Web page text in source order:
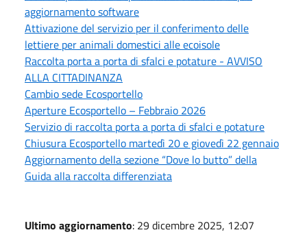
aggiornamento software
Attivazione del servizio per il conferimento delle
lettiere per animali domestici alle ecoisole
Raccolta porta a porta di sfalci e potature - AVVISO
ALLA CITTADINANZA
Cambio sede Ecosportello
Aperture Ecosportello – Febbraio 2026
Servizio di raccolta porta a porta di sfalci e potature
Chiusura Ecosportello martedì 20 e giovedì 22 gennaio
Aggiornamento della sezione “Dove lo butto” della
Guida alla raccolta differenziata
Ultimo aggiornamento: 29 dicembre 2025, 12:07